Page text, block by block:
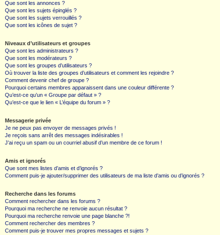
Que sont les annonces ?
Que sont les sujets épinglés ?
Que sont les sujets verrouillés ?
Que sont les icônes de sujet ?
Niveaux d’utilisateurs et groupes
Que sont les administrateurs ?
Que sont les modérateurs ?
Que sont les groupes d’utilisateurs ?
Où trouver la liste des groupes d’utilisateurs et comment les rejoindre ?
Comment devenir chef de groupe ?
Pourquoi certains membres apparaissent dans une couleur différente ?
Qu’est-ce qu’un « Groupe par défaut » ?
Qu’est-ce que le lien « L’équipe du forum » ?
Messagerie privée
Je ne peux pas envoyer de messages privés !
Je reçois sans arrêt des messages indésirables !
J’ai reçu un spam ou un courriel abusif d’un membre de ce forum !
Amis et ignorés
Que sont mes listes d’amis et d’ignorés ?
Comment puis-je ajouter/supprimer des utilisateurs de ma liste d’amis ou d’ignorés ?
Recherche dans les forums
Comment rechercher dans les forums ?
Pourquoi ma recherche ne renvoie aucun résultat ?
Pourquoi ma recherche renvoie une page blanche ?!
Comment rechercher des membres ?
Comment puis-je trouver mes propres messages et sujets ?